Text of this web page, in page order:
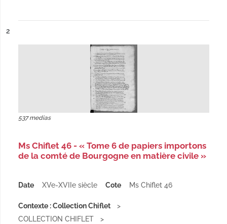
n°
2
537 medias
Ms Chiflet 46 - « Tome 6 de papiers importons
de la comté de Bourgogne en matière civile »
Date XVe-XVIIe siècle Cote Ms Chiflet 46
Contexte : Collection Chiflet
COLLECTION CHIFLET